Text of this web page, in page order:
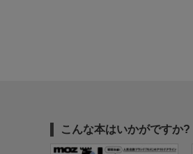
こんな本はいかがですか?